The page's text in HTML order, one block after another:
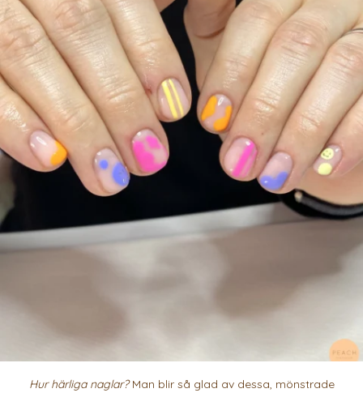
Hur härliga naglar?Man blir så glad av dessa, mönstrade